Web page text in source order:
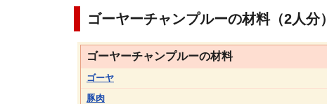
ゴーヤーチャンプルーの材料（2人分）
ゴーヤーチャンプルーの材料
ゴーヤ
豚肉